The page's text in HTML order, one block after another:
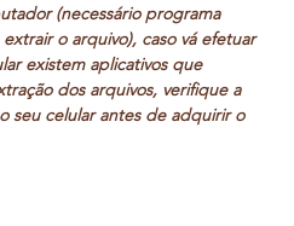
(necessário programa
o arquivo), caso vá efetuar
existem aplicativos que
dos arquivos, verifique a
seu celular antes de adquirir o